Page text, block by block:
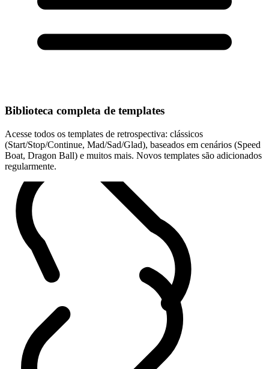
Biblioteca completa de templates
Acesse todos os templates de retrospectiva: clássicos
(Start/Stop/Continue, Mad/Sad/Glad), baseados em cenários (Speed
Boat, Dragon Ball) e muitos mais. Novos templates são adicionados
regularmente.